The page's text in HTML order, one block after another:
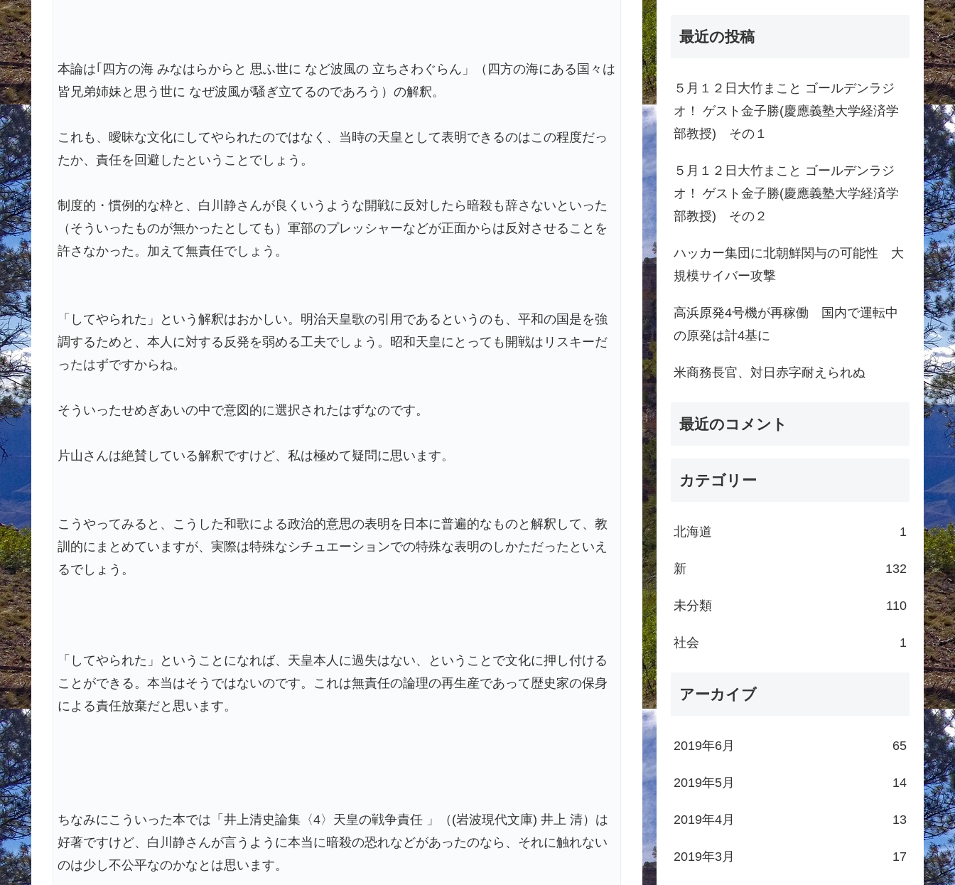
本論は｢四方の海 みなはらからと 思ふ世に など波風の 立ちさわぐらん」（四方の海にある国々は
皆兄弟姉妹と思う世に なぜ波風が騒ぎ立てるのであろう）の解釈。
これも、曖昧な文化にしてやられたのではなく、当時の天皇として表明できるのはこの程度だっ
たか、責任を回避したということでしょう。
制度的・慣例的な枠と、白川静さんが良くいうような開戦に反対したら暗殺も辞さないといった
（そういったものが無かったとしても）軍部のプレッシャーなどが正面からは反対させることを
許さなかった。加えて無責任でしょう。
「してやられた」という解釈はおかしい。明治天皇歌の引用であるというのも、平和の国是を強
調するためと、本人に対する反発を弱める工夫でしょう。昭和天皇にとっても開戦はリスキーだ
ったはずですからね。
そういったせめぎあいの中で意図的に選択されたはずなのです。
片山さんは絶賛している解釈ですけど、私は極めて疑問に思います。
こうやってみると、こうした和歌による政治的意思の表明を日本に普遍的なものと解釈して、教
訓的にまとめていますが、実際は特殊なシチュエーションでの特殊な表明のしかただったといえ
るでしょう。
「してやられた」ということになれば、天皇本人に過失はない、ということで文化に押し付ける
ことができる。本当はそうではないのです。これは無責任の論理の再生産であって歴史家の保身
による責任放棄だと思います。
ちなみにこういった本では「井上清史論集〈4〉天皇の戦争責任 」（(岩波現代文庫) 井上 清）は
好著ですけど、白川静さんが言うように本当に暗殺の恐れなどがあったのなら、それに触れない
のは少し不公平なのかなとは思います。
最近の投稿
５月１２日大竹まこと ゴールデンラジ
オ！ ゲスト金子勝(慶應義塾大学経済学
部教授) その１
５月１２日大竹まこと ゴールデンラジ
オ！ ゲスト金子勝(慶應義塾大学経済学
部教授) その２
ハッカー集団に北朝鮮関与の可能性 大
規模サイバー攻撃
高浜原発4号機が再稼働 国内で運転中
の原発は計4基に
米商務長官、対日赤字耐えられぬ
最近のコメント
カテゴリー
北海道 1
新 132
未分類 110
社会 1
アーカイブ
2019年6月 65
2019年5月 14
2019年4月 13
2019年3月 17